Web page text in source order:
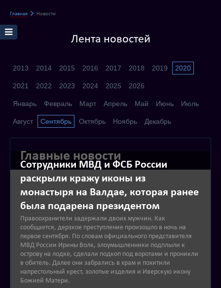
Главная Новости
Лента новостей
2013 2014 2015 2016 2017 2018 2019 2020
2021 2022 2023 2024 2025 2026
Январь Февраль Март Апрель Май Июнь Июль
Август Сентябрь Октябрь Ноябрь Декабрь
Главные новости
Сотрудники МВД и ФСБ России
раскрыли кражу иконы из
монастыря на Валдае, которая ранее
была подарена президентом
Правоохранители задержали двоих мужчин. Как
сообщается, дерзкое преступление произошло в ночь на
первое сентября. По словам официального представителя
МВД России Ирины Волк, злоумышленники подплыли к
острову на лодке, сделали подкоп под воротами и проникли
в обитель. Далее они забрались в храм и похитили
напрестольный крест, золотые изделия и Иверскую икону
Божией Матери.